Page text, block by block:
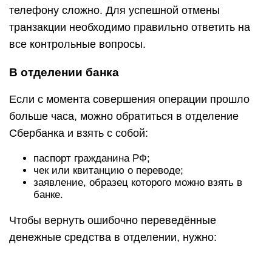
телефону сложно. Для успешной отмены
транзакции необходимо правильно ответить на
все контрольные вопросы.
В отделении банка
Если с момента совершения операции прошло
больше часа, можно обратиться в отделение
Сбербанка и взять с собой:
паспорт гражданина РФ;
чек или квитанцию о переводе;
заявление, образец которого можно взять в
банке.
Чтобы вернуть ошибочно переведённые
денежные средства в отделении, нужно: